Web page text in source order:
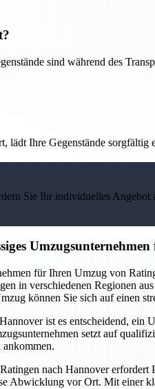
sind während des
lädt Ihre Gegenstände
Sie Ihr individuelles Angebot
für Ihren Umzug von
in verschiedenen Regionen
können Sie sich auf einen
ist es entscheidend, ein
setzt auf
ankommen.
nach Hannover erfordert
Abwicklung vor Ort. Mit einer